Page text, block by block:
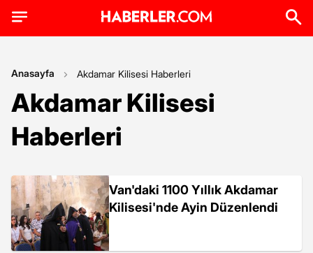
Anasayfa Akdamar Kilisesi Haberleri
Akdamar Kilisesi
Haberleri
Van'daki 1100 Yıllık Akdamar
Kilisesi'nde Ayin Düzenlendi